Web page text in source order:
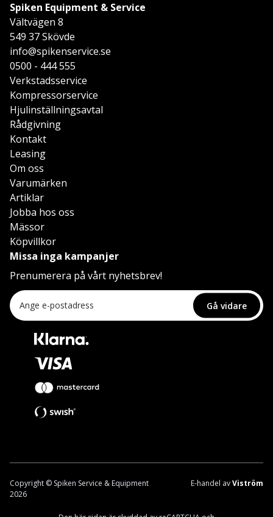
Spiken Equipment & Service
Vältvägen 8
549 37 Skövde
info@spikenservice.se
0500 - 444 555
Verkstadsservice
Kompressorservice
Hjulinställningsavtal
Rådgivning
Kontakt
Leasing
Om oss
Varumärken
Artiklar
Jobba hos oss
Mässor
Köpvillkor
Missa inga kampanjer
Prenumerera på vårt nyhetsbrev!
Gå vidare
Copyright © Spiken Service & Equipment
2026
E-handel avViström